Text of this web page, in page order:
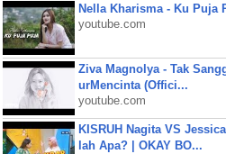
Nella Kharisma - Ku Puja
youtube.com
Ziva Magnolya - Tak
urMencinta (Offici...
youtube.com
KISRUH Nagita VS
lah Apa? | OKAY BO...